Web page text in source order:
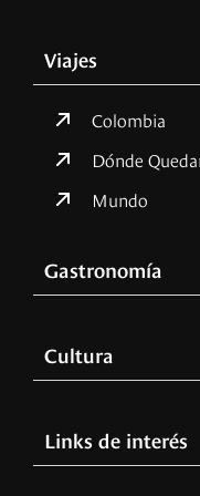
Viajes
Colombia
Dónde
Mundo
Gastronomía
Cultura
Links de interés